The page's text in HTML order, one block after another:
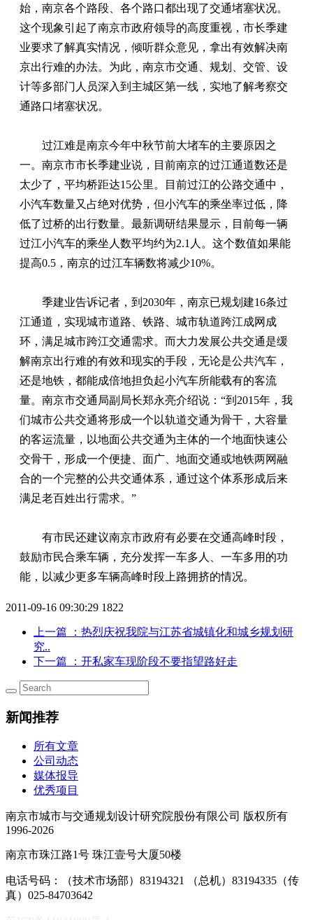
始，南京各个路段、各个路口都出现了交通堵塞状况。
这个现象引起了南京市政府领导的高度重视，市长季建
业要求了解真实情况，倾听群众意见，拿出有效解决南
京出行难的办法。为此，南京市交通、规划、交管、设
计等多部门人员深入到主城区第一线，实地了解考察交
通路口堵塞状况。
过江难是南京今年中秋节前大堵车的主要原因之
一。南京市市长季建业说，目前南京的过江通道数还是
太少了，平均桥距达15公里。目前过江的公路交通中，
小汽车数量又占绝对优势，但小汽车的乘坐率过低，降
低了过桥的出行数量。最新调研结果显示，目前每一辆
过江小汽车的乘坐人数平均约为2.1人。这个数值如果能
提高0.5，南京的过江车辆数将减少10%。
季建业告诉记者，到2030年，南京已规划建16条过
江通道，实现城市道路、铁路、城市轨道跨江成网成
环，满足城市跨江交通需求。而大力发展公共交通是缓
解南京出行难的有效和现实的手段，无论是公共汽车，
还是地铁，都能成倍地担负起小汽车所能载有的客流
量。南京市交通局副局长郑永亮介绍说：“到2015年，我
们城市公共交通将形成一个以轨道交通为骨干，大容量
的客运流量，以地面公共交通为主体的一个地面快速公
交骨干，形成一个便捷、面广、地面交通或地铁两网融
合的一个完整的公共交通体系，通过这个体系形成后来
满足老百姓出行需求。”
有市民还建议南京市政府有必要在交通高峰时段，
鼓励市民合乘车辆，充分发挥一车多人、一车多用的功
能，以减少更多车辆高峰时段上路拥挤的情况。
2011-09-16 09:30:29 1822
上一篇
：热烈庆祝我院与江苏省城镇化和城乡规划研
究..
下一篇
：开私家车现阶段不要指望路好走
新闻推荐
所有文章
公司动态
媒体报导
优秀项目
南京市城市与交通规划设计研究院股份有限公司 版权所有
1996-2026
南京市珠江路1号 珠江壹号大厦50楼
电话号码：（技术市场部）83194321 （总机）83194335（传
真）025-84703642